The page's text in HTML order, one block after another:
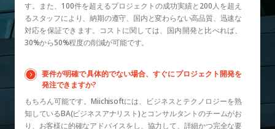
す。また、100件を超えるプロジェクトの成功実績と200人を超え
るスタッフにより、納期の遵守、国内と変わらない高品質、迅速な
対応を保証できます。コストに関しては、国内開発と比べれば、
30%から50%程度の削減が可能です。
要件が明確で具体的でない場合、すぐにプロジェクト開発を
発注できますか?
もちろん可能です。Miichisoftには、ビジネスとテクノロジーを熟
知しているBA(ビジネスアナリスト)とコンサルタントのチームがお
り、お客様に的確なアドバイスをし、協力して、詳細かつ完全な要